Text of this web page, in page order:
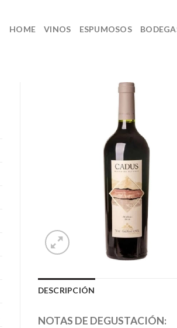
HOME VINOS ESPUMOSOS
DESCRIPCIÓN
NOTAS DE DEGUSTACIÓN: